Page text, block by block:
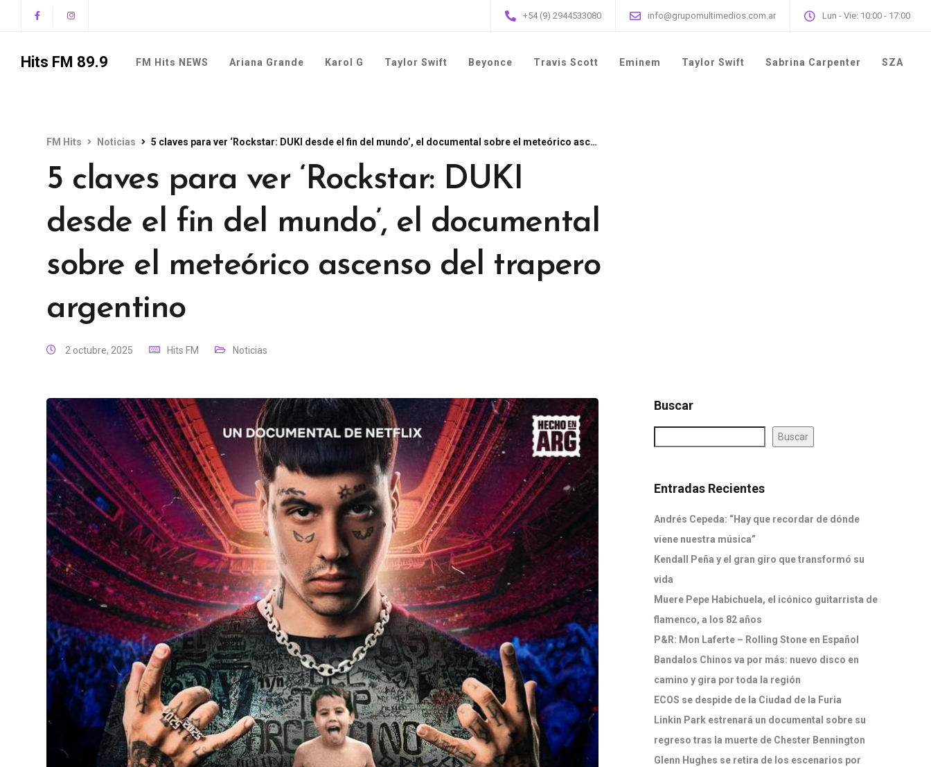
+54 (9) 2944533080 info@grupomultimedios.com.ar Lun - Vie: 10:00 - 17:00
Hits FM 89.9 FM Hits NEWS Ariana Grande Karol G Taylor Swift Beyonce Travis Scott Eminem Taylor Swift Sabrina Carpenter SZA
FM Hits Noticias 5 claves para ver ‘Rockstar: DUKI desde el fin del mundo’, el documental sobre el meteórico ascenso del trapero argentino
5 claves para ver ‘Rockstar: DUKI
desde el fin del mundo’, el documental
sobre el meteórico ascenso del trapero
argentino
2 octubre, 2025 Hits FM Noticias
Buscar
Buscar
Entradas Recientes
Andrés Cepeda: “Hay que recordar de dónde
viene nuestra música”
Kendall Peña y el gran giro que transformó su
vida
Muere Pepe Habichuela, el icónico guitarrista de
flamenco, a los 82 años
P&R: Mon Laferte – Rolling Stone en Español
Bandalos Chinos va por más: nuevo disco en
camino y gira por toda la región
ECOS se despide de la Ciudad de la Furia
Linkin Park estrenará un documental sobre su
regreso tras la muerte de Chester Bennington
Glenn Hughes se retira de los escenarios por